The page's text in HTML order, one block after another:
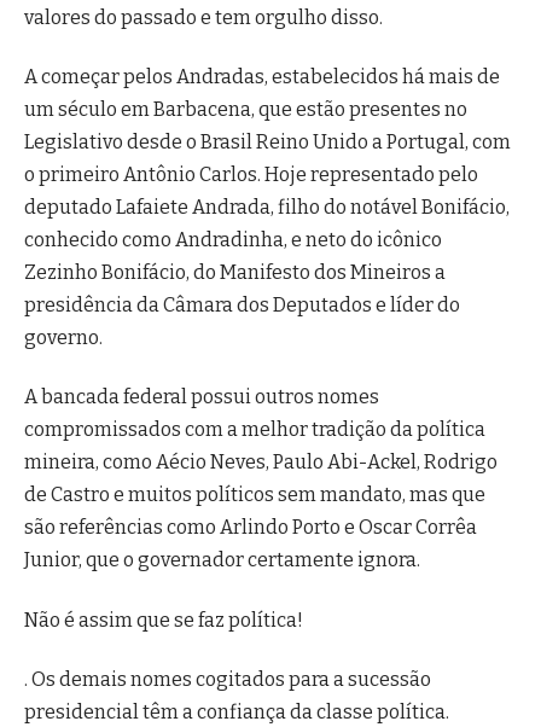
valores do passado e tem orgulho disso.
A começar pelos Andradas, estabelecidos há mais de
um século em Barbacena, que estão presentes no
Legislativo desde o Brasil Reino Unido a Portugal, com
o primeiro Antônio Carlos. Hoje representado pelo
deputado Lafaiete Andrada, filho do notável Bonifácio,
conhecido como Andradinha, e neto do icônico
Zezinho Bonifácio, do Manifesto dos Mineiros a
presidência da Câmara dos Deputados e líder do
governo.
A bancada federal possui outros nomes
compromissados com a melhor tradição da política
mineira, como Aécio Neves, Paulo Abi-Ackel, Rodrigo
de Castro e muitos políticos sem mandato, mas que
são referências como Arlindo Porto e Oscar Corrêa
Junior, que o governador certamente ignora.
Não é assim que se faz política!
. Os demais nomes cogitados para a sucessão
presidencial têm a confiança da classe política.